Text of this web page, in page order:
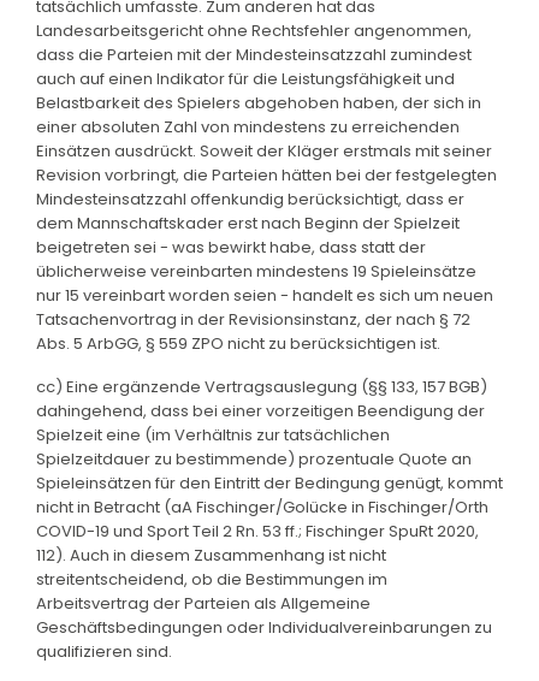
tatsächlich umfasste. Zum anderen hat das
Landesarbeitsgericht ohne Rechtsfehler angenommen,
dass die Parteien mit der Mindesteinsatzzahl zumindest
auch auf einen Indikator für die Leistungsfähigkeit und
Belastbarkeit des Spielers abgehoben haben, der sich in
einer absoluten Zahl von mindestens zu erreichenden
Einsätzen ausdrückt. Soweit der Kläger erstmals mit seiner
Revision vorbringt, die Parteien hätten bei der festgelegten
Mindesteinsatzzahl offenkundig berücksichtigt, dass er
dem Mannschaftskader erst nach Beginn der Spielzeit
beigetreten sei - was bewirkt habe, dass statt der
üblicherweise vereinbarten mindestens 19 Spieleinsätze
nur 15 vereinbart worden seien - handelt es sich um neuen
Tatsachenvortrag in der Revisionsinstanz, der nach § 72
Abs. 5 ArbGG, § 559 ZPO nicht zu berücksichtigen ist.
cc) Eine ergänzende Vertragsauslegung (§§ 133, 157 BGB)
dahingehend, dass bei einer vorzeitigen Beendigung der
Spielzeit eine (im Verhältnis zur tatsächlichen
Spielzeitdauer zu bestimmende) prozentuale Quote an
Spieleinsätzen für den Eintritt der Bedingung genügt, kommt
nicht in Betracht (aA Fischinger/Golücke in Fischinger/Orth
COVID-19 und Sport Teil 2 Rn. 53 ff.; Fischinger SpuRt 2020,
112). Auch in diesem Zusammenhang ist nicht
streitentscheidend, ob die Bestimmungen im
Arbeitsvertrag der Parteien als Allgemeine
Geschäftsbedingungen oder Individualvereinbarungen zu
qualifizieren sind.